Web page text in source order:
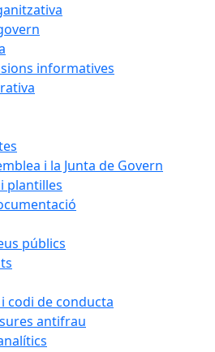
informatives
i la Junta de Govern
plantilles
públics
codi de conducta
antifrau